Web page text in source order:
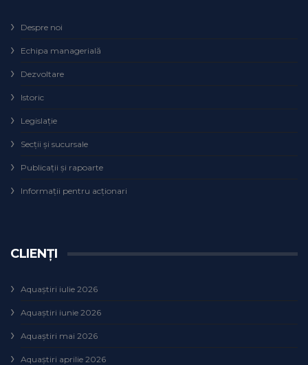
Despre noi
Echipa managerială
Dezvoltare
Istoric
Legislaţie
Secţii şi sucursale
Publicații și rapoarte
Informații pentru acționari
CLIENȚI
Aquaștiri iulie 2026
Aquaștiri iunie 2026
Aquaștiri mai 2026
Aquaștiri aprilie 2026